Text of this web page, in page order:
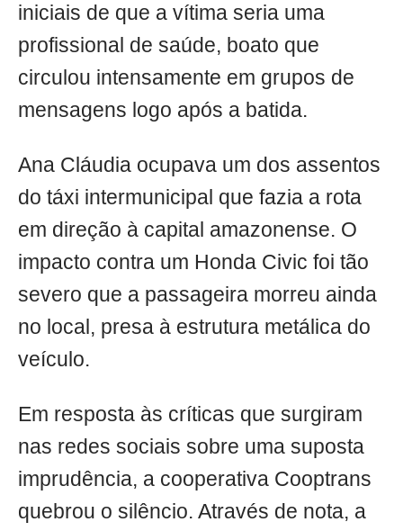
iniciais de que a vítima seria uma
profissional de saúde, boato que
circulou intensamente em grupos de
mensagens logo após a batida.
Ana Cláudia ocupava um dos assentos
do táxi intermunicipal que fazia a rota
em direção à capital amazonense. O
impacto contra um Honda Civic foi tão
severo que a passageira morreu ainda
no local, presa à estrutura metálica do
veículo.
Em resposta às críticas que surgiram
nas redes sociais sobre uma suposta
imprudência, a cooperativa Cooptrans
quebrou o silêncio. Através de nota, a